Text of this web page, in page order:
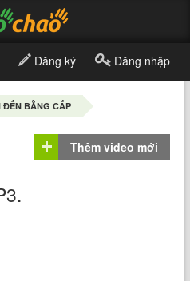
Đăng ký Đăng nhập
ĐẾN BẰNG CẤP
Thêm video mới